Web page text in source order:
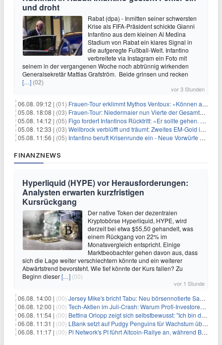
und droht
Rabat (dpa) - Inmitten seiner schwersten
Krise als FIFA-Präsident schickte Gianni
Infantino aus dem kleinen Al Medina
Stadium von Rabat ein klares Signal in
die aufgeregte Fußball-Welt. Infantino
verbreitete via Instagram ein Foto mit
seinem in der vergangenen Woche noch abtrünnig wirkenden
Generalsekretär Mattias Grafström. Beide grinsen und recken
[…] (02)
vor 3 Stunden
06.08. 09:12 | (01) Frauen-Tour erklimmt Mythos Ventoux: «Können alles schaffen»
05.08. 18:08 | (03) Frauen-Tour: Niedermaier nun Vierte der Gesamtwertung
05.08. 14:12 | (05) Figo fordert Infantinos Rücktritt: «Er sollte gehen. Jetzt»
05.08. 12:33 | (03) Wellbrock verblüfft und träumt: Zweites EM-Gold in Paris
05.08. 11:56 | (05) Infantino beruft Krisenrunde ein - Neue Vorwürfe gegen FIFA
FINANZNEWS
Hyperliquid (HYPE) vor Herausforderungen:
Analysten erwarten kurzfristigen
Kursrückgang
Der native Token der dezentralen
Kryptobörse Hyperliquid, HYPE, wird
derzeit bei etwa $55,50 gehandelt, was
einem Rückgang von 22% im
Monatsvergleich entspricht. Einige
Marktbeobachter gehen davon aus, dass
sich die Lage weiter verschlechtern könnte und ein weiterer
Abwärtstrend bevorsteht. Wie tief könnte der Kurs fallen? Zu
Beginn dieser[…] (00)
vor 1 Stunde
06.08. 14:00 | (00) Jersey Mike's bricht Tabu: Neu börsennotierte Sandwich-Kette startet Millionen-Offensive in digitales Marketing
06.08. 12:00 | (00) Tech-Aktien im Juli-Crash: Warum Profi-Investoren jetzt zugreifen – Stresstest statt Bärenmarkt
06.08. 11:54 | (00) Bettina Orlopp zeigt sich selbstbewusst: "Ich bin die Vorstandsvorsitzende"
06.08. 11:31 | (00) LBank setzt auf Pudgy Penguins für Wachstum über den Handel hinaus
06.08. 11:17 | (00) Pi Network's PI führt Altcoin-Rallye an, während Bitcoin $65.000 anpeilt